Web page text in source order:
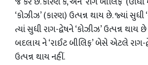
‘કોઝીઝ’ (કારણ) ઉત્પન્ન થાય છે. જ્યાં સુધી
ત્યાં સુધી રાગ-દ્વેષને ‘કોઝીઝ’ ઉત્પન્ન થાય
બદલાય ને ‘રાઈટ બીલિફ’ બેસે એટલે રાગ-
ઉત્પન્ન થાય નહીં.